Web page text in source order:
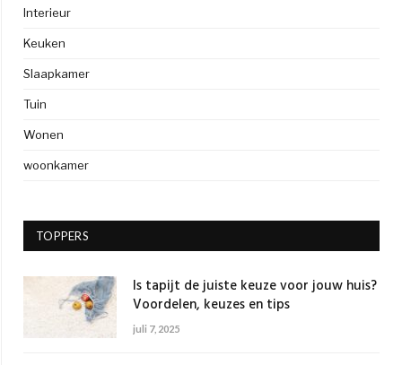
Interieur
Keuken
Slaapkamer
Tuin
Wonen
woonkamer
TOPPERS
Is tapijt de juiste keuze voor jouw huis?
Voordelen, keuzes en tips
juli 7, 2025